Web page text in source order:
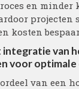
en minder
projecten
kosten
van
voor
van een